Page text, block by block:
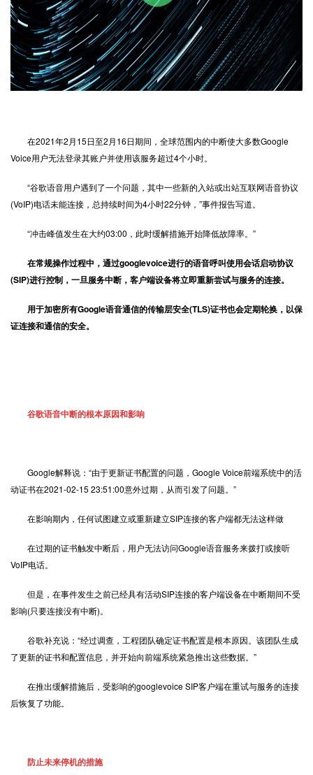
在2021年2月15日至2月16日期间，全球范围内的中断使大多数Google
Voice用户无法登录其账户并使用该服务超过4个小时。
“谷歌语音用户遇到了一个问题，其中一些新的入站或出站互联网语音协议
(VoIP)电话未能连接，总持续时间为4小时22分钟，”事件报告写道。
“冲击峰值发生在大约03:00，此时缓解措施开始降低故障率。”
在常规操作过程中，通过googlevoice进行的语音呼叫使用会话启动协议
(SIP)进行控制，一旦服务中断，客户端设备将立即重新尝试与服务的连接。
用于加密所有Google语音通信的传输层安全(TLS)证书也会定期轮换，以保
证连接和通信的安全。
谷歌语音中断的根本原因和影响
Google解释说：“由于更新证书配置的问题，Google Voice前端系统中的活
动证书在2021-02-15 23:51:00意外过期，从而引发了问题。”
在影响期内，任何试图建立或重新建立SIP连接的客户端都无法这样做
在过期的证书触发中断后，用户无法访问Google语音服务来拨打或接听
VoIP电话。
但是，在事件发生之前已经具有活动SIP连接的客户端设备在中断期间不受
影响(只要连接没有中断)。
谷歌补充说：“经过调查，工程团队确定证书配置是根本原因。该团队生成
了更新的证书和配置信息，并开始向前端系统紧急推出这些数据。”
在推出缓解措施后，受影响的googlevoice SIP客户端在重试与服务的连接
后恢复了功能。
防止未来停机的措施